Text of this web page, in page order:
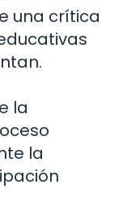
una crítica
la
la